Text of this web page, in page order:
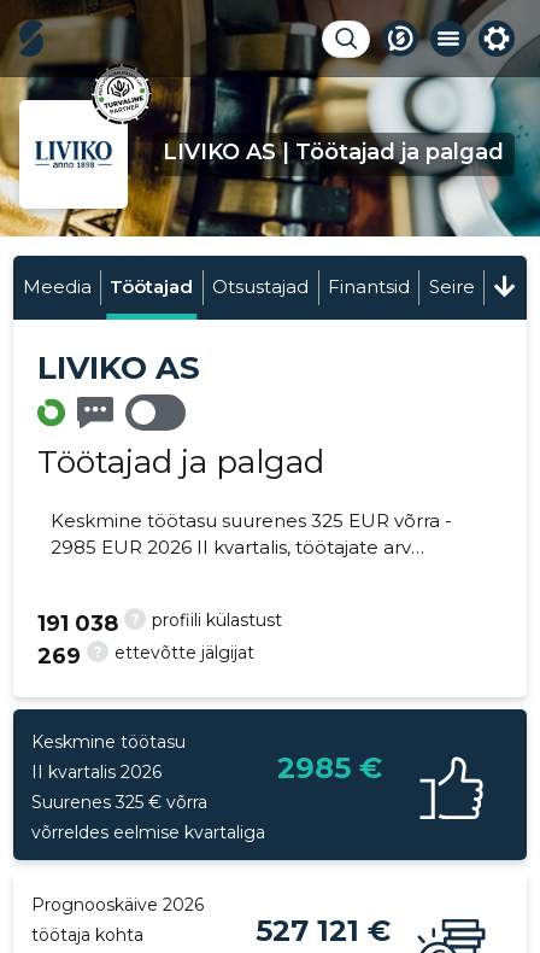
LIVIKO AS | Töötajad ja palgad
Meedia Töötajad Otsustajad Finantsid Seire
LIVIKO AS
Töötajad ja palgad
Keskmine töötasu suurenes 325 EUR võrra -
2985 EUR 2026 II kvartalis, töötajate arv
? profiili külastust
191 038
? ettevõtte jälgijat
269
Keskmine töötasu
II kvartalis 2026
2985 €
Suurenes 325 € võrra
võrreldes eelmise kvartaliga
Prognooskäive 2026
töötaja kohta
527 121 €